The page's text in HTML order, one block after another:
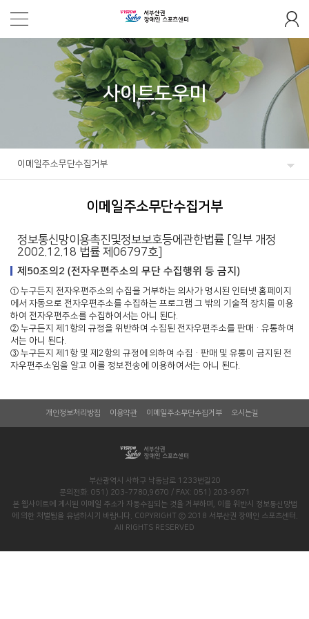
사이트도우미
이메일주소무단수집거부
이메일주소무단수집거부
정보통신망이용촉진및정보보호등에관한법률 [일부 개정
2002.12.18 법률 제06797호]
제50조의2 (전자우편주소의 무단 수집행위 등 금지)
① 누구든지 전자우편주소의 수집을 거부하는 의사가 명시된 인터넷 홈페이지
에서 자동으로 전자우편주소를 수집하는 프로그램 그 밖의 기술적 장치를 이용
하여 전자우편주소를 수집하여서는 아니 된다.
② 누구든지 제1항의 규정을 위반하여 수집된 전자우편주소를 판매·유통하여
서는 아니 된다.
③ 누구든지 제1항 및 제2항의 규정에 의하여 수집·판매 및 유통이 금지된 전
자우편주소임을 알고 이를 정보전송에 이용하여서는 아니 된다.
개인정보처리방침 이용약관 이메일주소무단수집거부 오시는길
부산광역시 사하구 낙동남로 1233번길20
문의전화: 051) 203-7780,9670 / FAX: 051) 203-9671
본 웹사이트에 게시된 이메일 주소가 자동수집되는 것을 거부하며, 이를 위반시 정보통신망법
에 의한 처벌됨을 유념하시기 바람니다.
COPYRIGHT ⓒ 2018 서부산권 장애인 스포츠센터.
All RIGHTS RESERVED